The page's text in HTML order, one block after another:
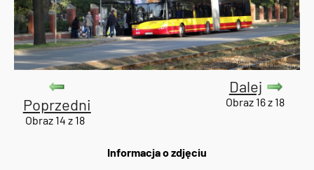
Poprzedni
Obraz 14 z 18
Dalej
Obraz 16 z 18
Informacja o zdjęciu